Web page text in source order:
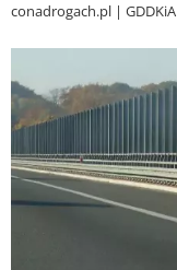
conadrogach.pl GDDKiA